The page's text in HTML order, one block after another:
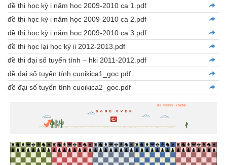
đề thi học kỳ i năm học 2009-2010 ca 1.pdf
đề thi học kỳ i năm học 2009-2010 ca 2.pdf
đề thi học kỳ i năm học 2009-2010 ca 3.pdf
đề thi học lại học kỳ ii 2012-2013.pdf
đề thi đại số tuyến tính – hki 2011-2012.pdf
đề đại số tuyến tính cuoikica1_goc.pdf
đề đại số tuyến tính cuoikica2_goc.pdf